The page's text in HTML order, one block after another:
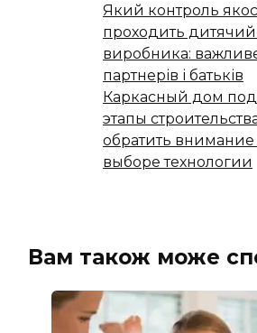
Який контроль
проходить дитячий
виробника:
партнерів і батьків
Каркасный дом
этапы
обратить
выборе технологии
Вам також може